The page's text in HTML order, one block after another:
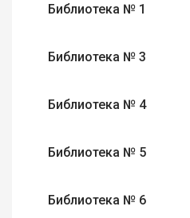
Библиотека № 1
Библиотека № 3
Библиотека № 4
Библиотека № 5
Библиотека № 6